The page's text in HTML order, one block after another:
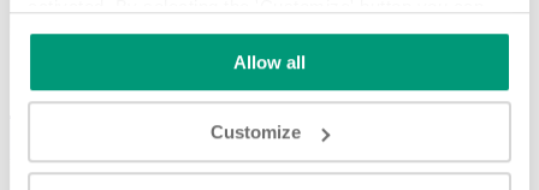
choose the individual categories of cookies you want to
Read the complete cookie policy.
Allow all
Customize
Play